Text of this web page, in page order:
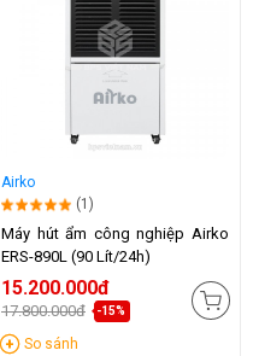
Airko
(1)
Máy hút ẩm công nghiệp Airko
ERS-890L (90 Lít/24h)
15.200.000đ
17.800.000đ -15%
So sánh